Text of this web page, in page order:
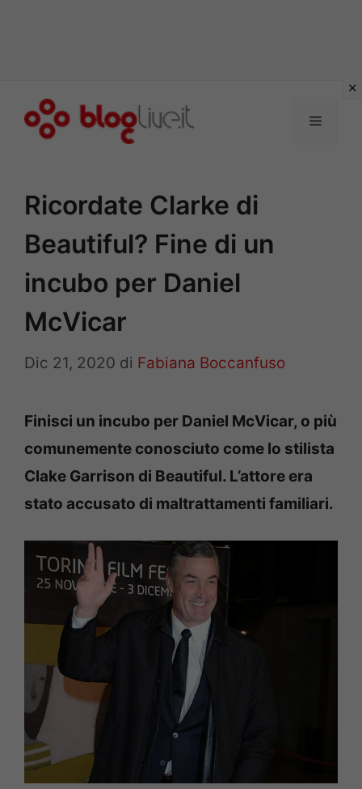
Menu
Ricordate Clarke di
Beautiful? Fine di un
incubo per Daniel
McVicar
Dic 21, 2020 di Fabiana Boccanfuso
Finisci un incubo per Daniel McVicar, o più
comunemente conosciuto come lo stilista
Clake Garrison di Beautiful. L’attore era
stato accusato di maltrattamenti familiari.